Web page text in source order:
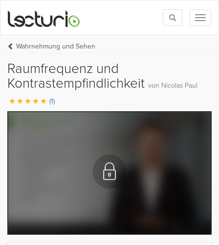
Toggle
search
Wahrnehmung und Sehen
Raumfrequenz und
Kontrastempfindlichkeit von Nicolas Paul
(1)